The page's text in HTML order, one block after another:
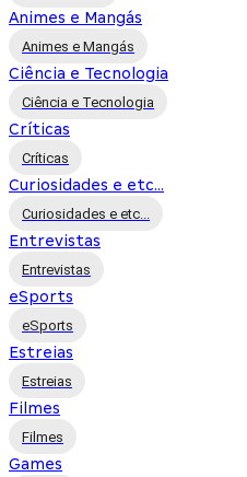
Animes e Mangás
Animes e Mangás
Ciência e Tecnologia
Ciência e Tecnologia
Críticas
Críticas
Curiosidades e etc...
Curiosidades e etc...
Entrevistas
Entrevistas
eSports
eSports
Estreias
Estreias
Filmes
Filmes
Games